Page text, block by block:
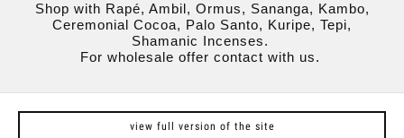
Shop with Rapé, Ambil, Ormus, Sananga, Kambo,
Ceremonial Cocoa, Palo Santo, Kuripe, Tepi,
Shamanic Incenses.
For wholesale offer contact with us.
view full version of the site